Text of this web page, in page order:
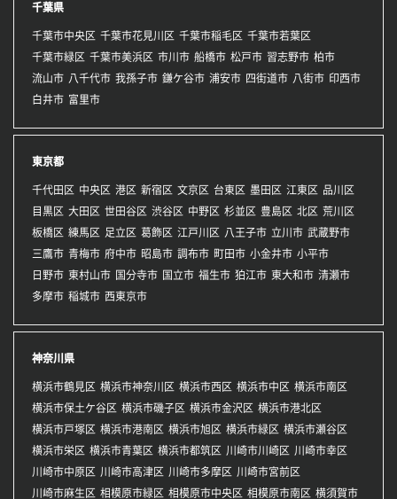
千葉県
千葉市中央区 千葉市花見川区 千葉市稲毛区 千葉市若葉区
千葉市緑区 千葉市美浜区 市川市 船橋市 松戸市 習志野市 柏市
流山市 八千代市 我孫子市 鎌ケ谷市 浦安市 四街道市 八街市 印西市
白井市 富里市
東京都
千代田区 中央区 港区 新宿区 文京区 台東区 墨田区 江東区 品川区
目黒区 大田区 世田谷区 渋谷区 中野区 杉並区 豊島区 北区 荒川区
板橋区 練馬区 足立区 葛飾区 江戸川区 八王子市 立川市 武蔵野市
三鷹市 青梅市 府中市 昭島市 調布市 町田市 小金井市 小平市
日野市 東村山市 国分寺市 国立市 福生市 狛江市 東大和市 清瀬市
多摩市 稲城市 西東京市
神奈川県
横浜市鶴見区 横浜市神奈川区 横浜市西区 横浜市中区 横浜市南区
横浜市保土ケ谷区 横浜市磯子区 横浜市金沢区 横浜市港北区
横浜市戸塚区 横浜市港南区 横浜市旭区 横浜市緑区 横浜市瀬谷区
横浜市栄区 横浜市青葉区 横浜市都筑区 川崎市川崎区 川崎市幸区
川崎市中原区 川崎市高津区 川崎市多摩区 川崎市宮前区
川崎市麻生区 相模原市緑区 相模原市中央区 相模原市南区 横須賀市